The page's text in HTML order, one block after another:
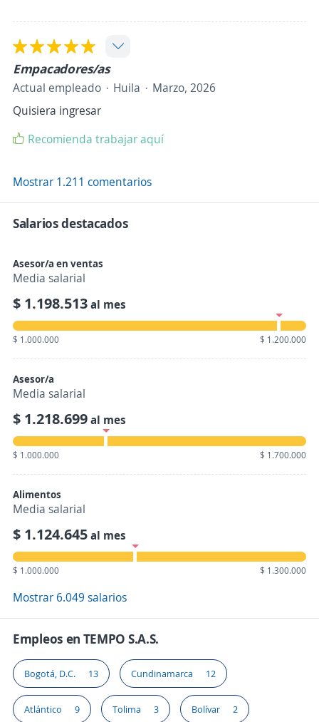
Empacadores/as
Actual empleado Huila
Marzo, 2026
Quisiera ingresar
Recomienda trabajar aquí
Mostrar 1.211 comentarios
Salarios destacados
Asesor/a en ventas
Media salarial
$ 1.198.513al mes
$ 1.000.000 $ 1.200.000
Asesor/a
Media salarial
$ 1.218.699al mes
$ 1.000.000 $ 1.700.000
Alimentos
Media salarial
$ 1.124.645al mes
$ 1.000.000 $ 1.300.000
Mostrar 6.049 salarios
Empleos en TEMPO S.A.S.
Bogotá, D.C. 13 Cundinamarca 12
Atlántico 9 Tolima 3 Bolívar 2